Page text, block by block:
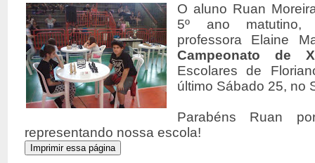
O aluno Ruan
5º ano matutino,
professora Elaine
Campeonato de
Escolares de
último Sábado 25, no
Parabéns Ruan
representando nossa escola!